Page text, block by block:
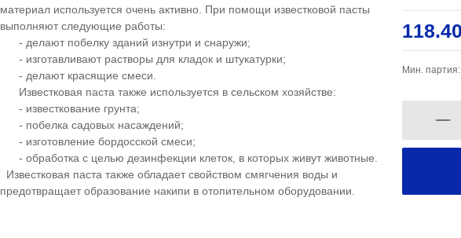
материал используется очень активно. При помощи известковой пасты
выполняют следующие работы:
- делают побелку зданий изнутри и снаружи;
- изготавливают растворы для кладок и штукатурки;
- делают красящие смеси.
Известковая паста также используется в сельском хозяйстве:
- известкование грунта;
- побелка садовых насаждений;
- изготовление бордосской смеси;
- обработка с целью дезинфекции клеток, в которых живут животные.
Известковая паста также обладает свойством смягчения воды и
предотвращает образование накипи в отопительном оборудовании.
Мин. партия: